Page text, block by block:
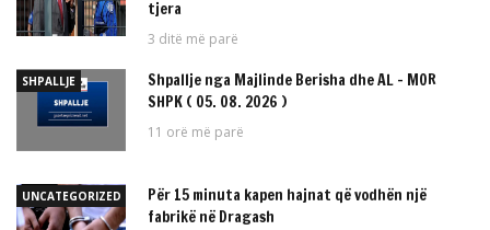
tjera
3 ditë më parë
SHPALLJE
Shpallje nga Majlinde Berisha dhe AL – MOR
SHPK ( 05. 08. 2026 )
11 orë më parë
UNCATEGORIZED
Për 15 minuta kapen hajnat që vodhën një
fabrikë në Dragash